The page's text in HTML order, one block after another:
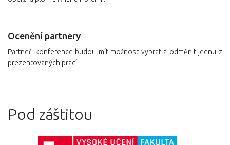
Ocenění partnery
Partneři konference budou mít možnost vybrat a odměnit jednu z
prezentovaných prací.
Pod záštitou